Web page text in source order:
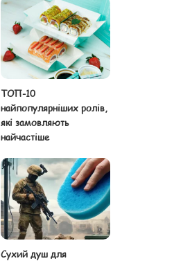
ТОП-10
найпопулярніших ролів,
які замовляють
найчастіше
Сухий душ для